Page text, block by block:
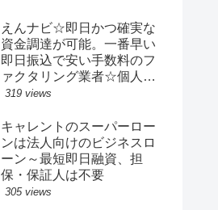
えんナビ☆即日かつ確実な
資金調達が可能。一番早い
即日振込で安い手数料のフ
ァクタリング業者☆個人事
業主でもOK
319 views
キャレントのスーパーロー
ンは法人向けのビジネスロ
ーン～最短即日融資、担
保・保証人は不要
305 views